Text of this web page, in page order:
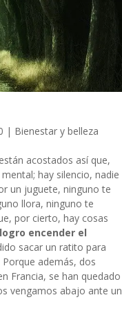
| Bienestar y belleza
acostados así que,
hay silencio, nadie
un juguete, ninguno te
llora, ninguno te
por cierto, hay cosas
encender el
sacar un ratito para
además, dos
Francia, se han quedado
vengamos abajo ante un